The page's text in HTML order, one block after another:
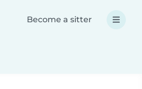
Become a sitter